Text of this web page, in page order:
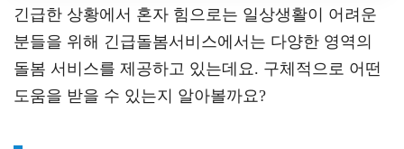
긴급한 상황에서 혼자 힘으로는 일상생활이 어려운
분들을 위해 긴급돌봄서비스에서는 다양한 영역의
돌봄 서비스를 제공하고 있는데요. 구체적으로 어떤
도움을 받을 수 있는지 알아볼까요?